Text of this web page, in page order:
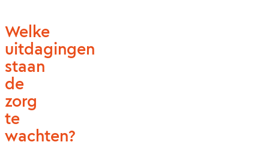
Welke
uitdagingen
staan
de
zorg
te
wachten?